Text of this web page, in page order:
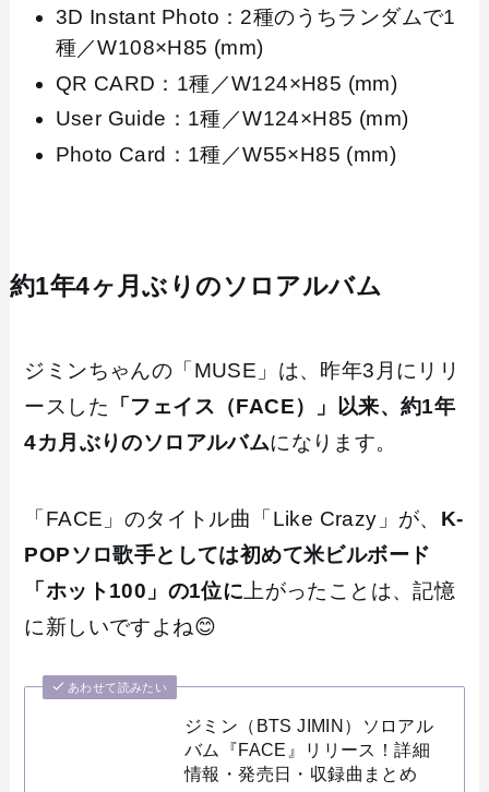
3D Instant Photo：2種のうちランダムで1
種／W108×H85 (mm)
QR CARD：1種／W124×H85 (mm)
User Guide：1種／W124×H85 (mm)
Photo Card：1種／W55×H85 (mm)
約1年4ヶ月ぶりのソロアルバム
ジミンちゃんの「MUSE」は、昨年3月にリリ
ースした 「フェイス（FACE）」以来、約1年
4カ月ぶりのソロアルバムになります。
「FACE」のタイトル曲「Like Crazy」が、 K-
POPソロ歌手としては初めて米ビルボード
「ホット100」の1位に上がったことは、記憶
に新しいですよね😊
あわせて読みたい
ジミン（BTS JIMIN）ソロアル
バム『FACE』リリース！詳細
情報・発売日・収録曲まとめ